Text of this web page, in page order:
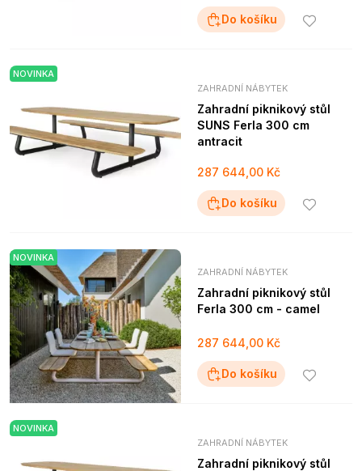
Do košíku
NOVINKA
ZAHRADNÍ NÁBYTEK
Zahradní piknikový stůl
SUNS Ferla 300 cm
antracit
287 644,00 Kč
Do košíku
NOVINKA
ZAHRADNÍ NÁBYTEK
Zahradní piknikový stůl
Ferla 300 cm - camel
287 644,00 Kč
Do košíku
NOVINKA
ZAHRADNÍ NÁBYTEK
Zahradní piknikový stůl